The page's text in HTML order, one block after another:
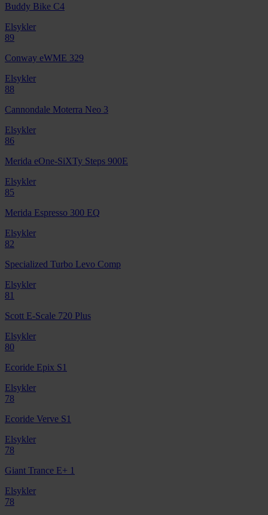
Buddy Bike C4
Elsykler
89
Conway eWME 329
Elsykler
88
Cannondale Moterra Neo 3
Elsykler
86
Merida eOne-SiXTy Steps 900E
Elsykler
85
Merida Espresso 300 EQ
Elsykler
82
Specialized Turbo Levo Comp
Elsykler
81
Scott E-Scale 720 Plus
Elsykler
80
Ecoride Epix S1
Elsykler
78
Ecoride Verve S1
Elsykler
78
Giant Trance E+ 1
Elsykler
78